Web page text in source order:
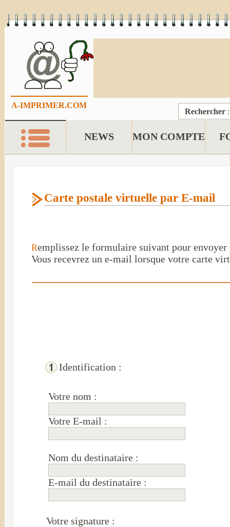
A-IMPRIMER.COM
Rechercher
NEWS MON COMPTE
Carte postale virtuelle par E-mail
Remplissez le formulaire suivant pour
Vous recevrez un e-mail lorsque votre carte
Identification :
Votre nom :
Votre E-mail :
Nom du destinataire :
E-mail du destinataire :
Votre signature :